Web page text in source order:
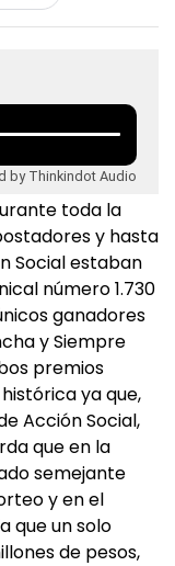
by Thinkindot Audio
toda la
y hasta
Social estaban
número 1.730
ganadores
y Siempre
premios
ya que,
Acción Social,
que en la
semejante
y en el
que un solo
de pesos,